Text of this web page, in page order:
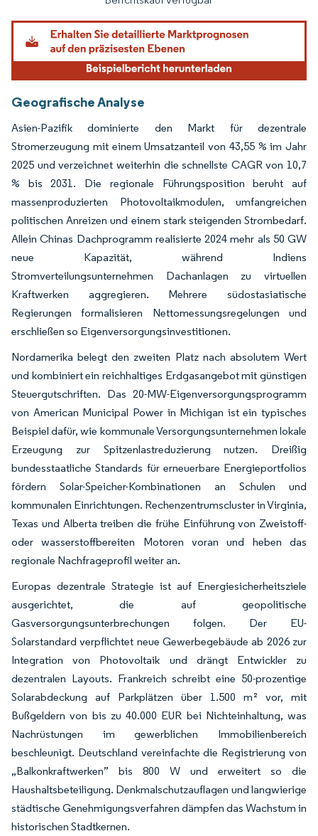
Geografische Analyse
Asien-Pazifik dominierte den Markt für dezentrale
Stromerzeugung mit einem Umsatzanteil von 43,55 % im Jahr
2025 und verzeichnet weiterhin die schnellste CAGR von 10,7
% bis 2031. Die regionale Führungsposition beruht auf
massenproduzierten Photovoltaikmodulen, umfangreichen
politischen Anreizen und einem stark steigenden Strombedarf.
Allein Chinas Dachprogramm realisierte 2024 mehr als 50 GW
neue Kapazität, während Indiens
Stromverteilungsunternehmen Dachanlagen zu virtuellen
Kraftwerken aggregieren. Mehrere südostasiatische
Regierungen formalisieren Nettomessungsregelungen und
erschließen so Eigenversorgungsinvestitionen.
Nordamerika belegt den zweiten Platz nach absolutem Wert
und kombiniert ein reichhaltiges Erdgasangebot mit günstigen
Steuergutschriften. Das 20-MW-Eigenversorgungsprogramm
von American Municipal Power in Michigan ist ein typisches
Beispiel dafür, wie kommunale Versorgungsunternehmen lokale
Erzeugung zur Spitzenlastreduzierung nutzen. Dreißig
bundesstaatliche Standards für erneuerbare Energieportfolios
fördern Solar-Speicher-Kombinationen an Schulen und
kommunalen Einrichtungen. Rechenzentrumscluster in Virginia,
Texas und Alberta treiben die frühe Einführung von Zweistoff-
oder wasserstoffbereiten Motoren voran und heben das
regionale Nachfrageprofil weiter an.
Europas dezentrale Strategie ist auf Energiesicherheitsziele
ausgerichtet, die auf geopolitische
Gasversorgungsunterbrechungen folgen. Der EU-
Solarstandard verpflichtet neue Gewerbegebäude ab 2026 zur
Integration von Photovoltaik und drängt Entwickler zu
dezentralen Layouts. Frankreich schreibt eine 50-prozentige
Solarabdeckung auf Parkplätzen über 1.500 m² vor, mit
Bußgeldern von bis zu 40.000 EUR bei Nichteinhaltung, was
Nachrüstungen im gewerblichen Immobilienbereich
beschleunigt. Deutschland vereinfachte die Registrierung von
„Balkonkraftwerken” bis 800 W und erweitert so die
Haushaltsbeteiligung. Denkmalschutzauflagen und langwierige
städtische Genehmigungsverfahren dämpfen das Wachstum in
historischen Stadtkernen.